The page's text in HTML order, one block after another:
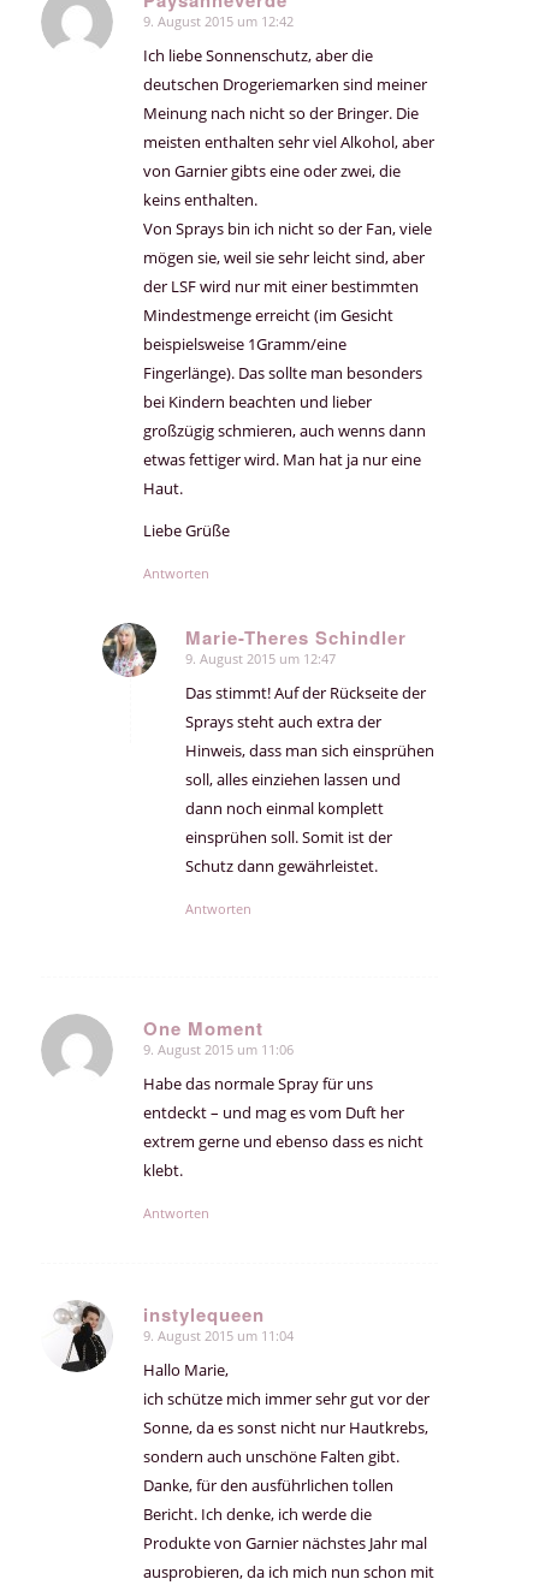
sagte:
9. August 2015 um 12:42
Ich liebe Sonnenschutz, aber die
deutschen Drogeriemarken sind meiner
Meinung nach nicht so der Bringer. Die
meisten enthalten sehr viel Alkohol, aber
von Garnier gibts eine oder zwei, die
keins enthalten.
Von Sprays bin ich nicht so der Fan, viele
mögen sie, weil sie sehr leicht sind, aber
der LSF wird nur mit einer bestimmten
Mindestmenge erreicht (im Gesicht
beispielsweise 1Gramm/eine
Fingerlänge). Das sollte man besonders
bei Kindern beachten und lieber
großzügig schmieren, auch wenns dann
etwas fettiger wird. Man hat ja nur eine
Haut.
Liebe Grüße
Antworten
Marie-Theres Schindler
sagte:
9. August 2015 um 12:47
Das stimmt! Auf der Rückseite der
Sprays steht auch extra der
Hinweis, dass man sich einsprühen
soll, alles einziehen lassen und
dann noch einmal komplett
einsprühen soll. Somit ist der
Schutz dann gewährleistet.
Antworten
One Moment
sagte:
9. August 2015 um 11:06
Habe das normale Spray für uns
entdeckt – und mag es vom Duft her
extrem gerne und ebenso dass es nicht
klebt.
Antworten
instylequeen
sagte:
9. August 2015 um 11:04
Hallo Marie,
ich schütze mich immer sehr gut vor der
Sonne, da es sonst nicht nur Hautkrebs,
sondern auch unschöne Falten gibt.
Danke, für den ausführlichen tollen
Bericht. Ich denke, ich werde die
Produkte von Garnier nächstes Jahr mal
ausprobieren, da ich mich nun schon mit